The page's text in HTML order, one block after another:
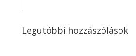
Legutóbbi hozzászólások